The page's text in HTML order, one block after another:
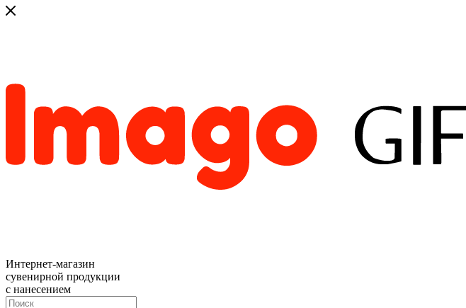
Интернет-магазин
сувенирной продукции
с нанесением